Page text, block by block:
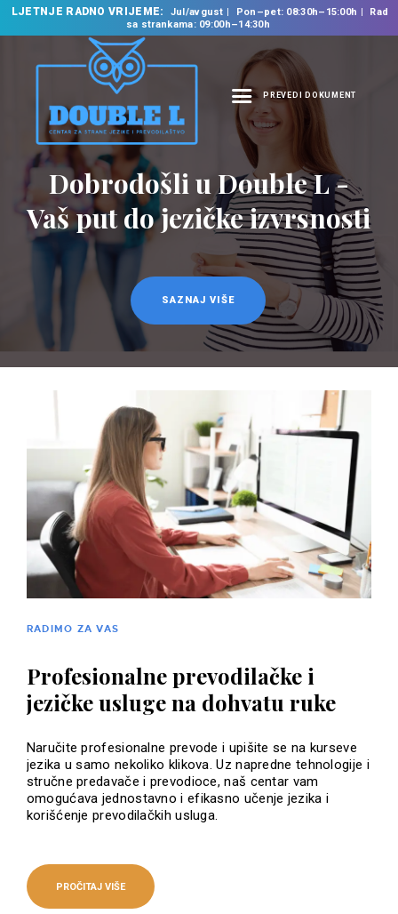
LJETNJE RADNO VRIJEME: Jul/avgust Pon–pet: 08:30h–15:00h
Rad
sa strankama: 09:00h–14:30h
PREVEDI DOKUMENT
NASLOVNA
O NAMA
NAŠE USLUGE
ŠKOLA STRANIH
JEZIKA
PREVODILAČKI BIRO
KURSEVI
NOVOSTI
KONTAKT
Dobrodošli u Double L -
Vaš put do jezičke izvrsnosti
SAZNAJ VIŠE
RADIMO ZA VAS
Profesionalne prevodilačke i
jezičke usluge na dohvatu ruke
Naručite profesionalne prevode i upišite se na kurseve
jezika u samo nekoliko klikova. Uz napredne tehnologije i
stručne predavače i prevodioce, naš centar vam
omogućava jednostavno i efikasno učenje jezika i
korišćenje prevodilačkih usluga.
PROČITAJ VIŠE